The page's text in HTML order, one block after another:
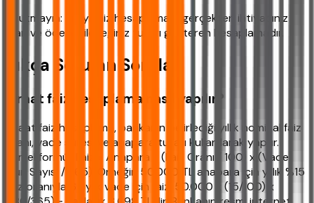
Unutmayın: En iyi faiz hesaplaması, gerçekten ihtiyacınız
olan ve ödeyebileceğiniz tutarı gösteren hesaplamadır.
Sıkça Sorulan Sorular
Ziraat faiz hesaplama nasıl yapılır?
Ziraat faiz hesaplama, bankanın belirlediği yıllık nominal faiz
oranı, vade süresi ve anapara tutarı kullanılarak yapılır.
Temel formül: Faiz = Anapara x (Faiz Oranı / 100) x (Vade
Gün Sayısı / 365). Örneğin 50.000 TL anapara için yıllık %15
faiz oranıyla 6 aylık vade için faiz: 50.000 x (15/100) x